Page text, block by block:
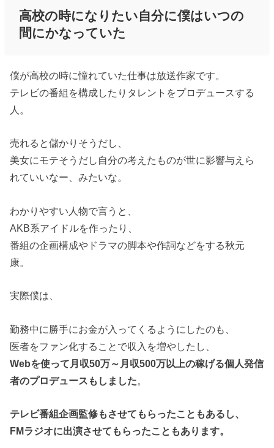
高校の時になりたい自分に僕はいつの
間にかなっていた
僕が高校の時に憧れていた仕事は放送作家です。
テレビの番組を構成したりタレントをプロデュースする
人。
売れると儲かりそうだし、
美女にモテそうだし自分の考えたものが世に影響与えら
れていいなー、みたいな。
わかりやすい人物で言うと、
AKB系アイドルを作ったり、
番組の企画構成やドラマの脚本や作詞などをする秋元
康。
実際僕は、
勤務中に勝手にお金が入ってくるようにしたのも、
医者をファン化することで収入を増やしたし、
Webを使って月収50万～月収500万以上の稼げる個人発信
者のプロデュースもしました
テレビ番組企画監修もさせてもらったこともあるし、
FMラジオに出演させてもらったこともあります。